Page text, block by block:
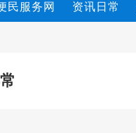
民服务网 资讯日常